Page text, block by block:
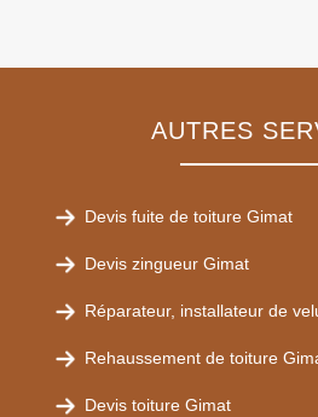
AUTRES
Devis fuite de toiture Gimat
Devis zingueur Gimat
Réparateur, installateur de
Rehaussement de toiture
Devis toiture Gimat